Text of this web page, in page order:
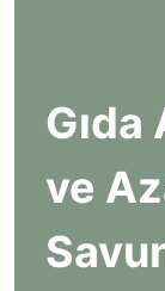
Gıda
ve